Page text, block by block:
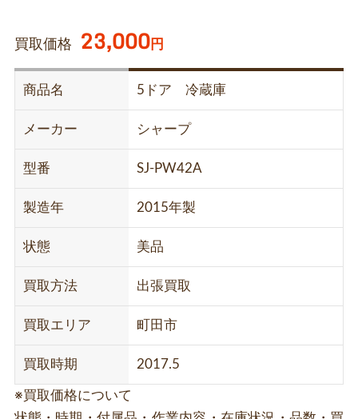
買取価格 23,000円
商品名 5ドア 冷蔵庫
メーカー シャープ
型番 SJ-PW42A
製造年 2015年製
状態 美品
買取方法 出張買取
買取エリア 町田市
買取時期 2017.5
※買取価格について